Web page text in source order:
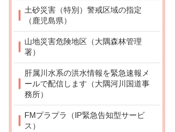
土砂災害（特別）警戒区域の指定
（鹿児島県）
山地災害危険地区（大隅森林管理
署）
肝属川水系の洪水情報を緊急速報メ
ールで配信します（大隅河川国道事
務所）
FMプラプラ（IP緊急告知型サービ
ス）